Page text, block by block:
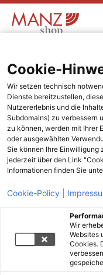
Cookie-
Wir setzen technisch
Dienste bereitzustellen,
Nutzererlebnis und die
Subdomains) zu verbessern
zu können, werden mit Ihrer
oder ausgewählten
Sie können Ihre
jederzeit über den Link
Informationen finden Sie
Cookie-Policy |
Wir
Websites
Cookies.